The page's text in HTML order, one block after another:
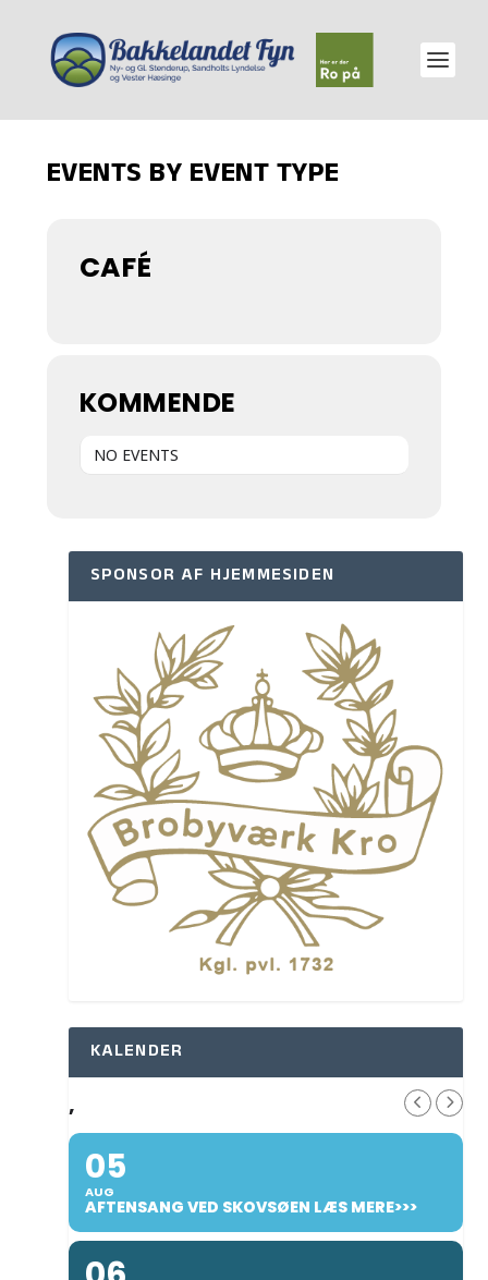
EVENTS BY EVENT TYPE
CAFÉ
KOMMENDE
NO EVENTS
SPONSOR AF HJEMMESIDEN
KALENDER
,
05
AUG
AFTENSANG VED SKOVSØEN LÆS MERE>>>